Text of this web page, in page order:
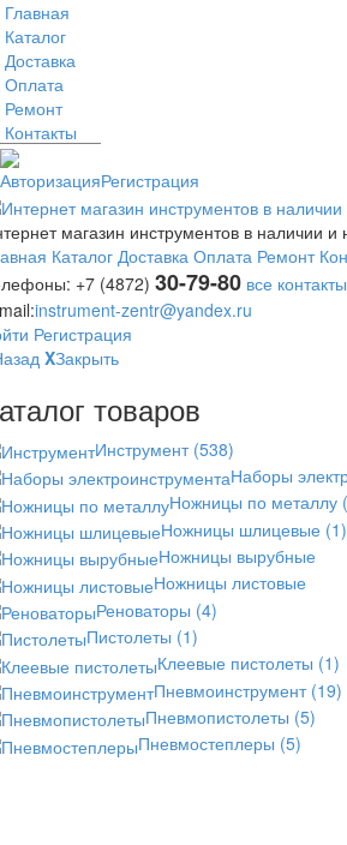
Главная
Каталог
Доставка
Оплата
Ремонт
Контакты
АвторизацияРегистрация
магазин инструментов в наличии и
Каталог Доставка Оплата Ремонт
+7 (4872) 30-79-80 все контакты
instrument-zentr@yandex.ru
Регистрация
XЗакрыть
товаров
Инструмент (538)
Наборы
Ножницы по металлу
Ножницы шлицевые (1)
Ножницы вырубные
Ножницы листовые
Реноваторы (4)
Пистолеты (1)
Клеевые пистолеты (1)
Пневмоинструмент (19)
Пневмопистолеты (5)
Пневмостеплеры (5)